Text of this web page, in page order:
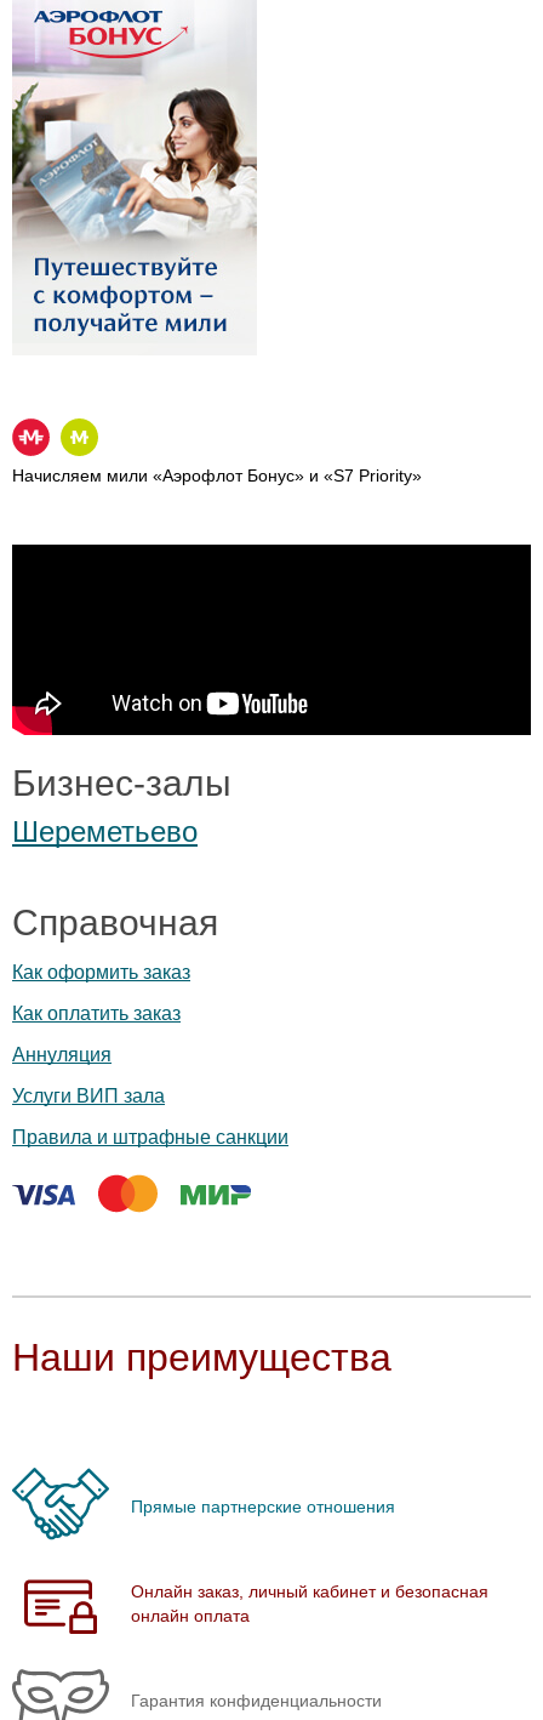
Начисляем мили «Аэрофлот Бонус» и «S7 Priority»
Бизнес-залы
Шереметьево
Справочная
Как оформить заказ
Как оплатить заказ
Аннуляция
Услуги ВИП зала
Правила и штрафные санкции
Наши преимущества
Прямые партнерские отношения
Онлайн заказ, личный кабинет и безопасная
онлайн оплата
Гарантия конфиденциальности